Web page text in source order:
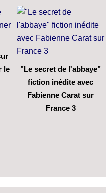
le
"Le secret de l'abbaye"
fiction inédite avec
Fabienne Carat sur
France 3